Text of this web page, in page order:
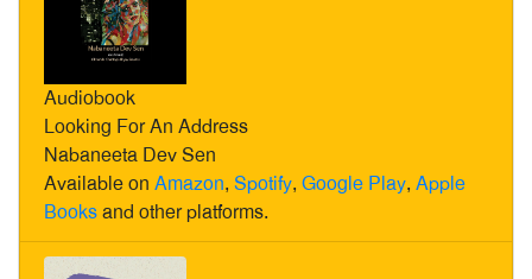
Audiobook
Looking For An Address
Nabaneeta Dev Sen
Available on Amazon, Spotify, Google Play, Apple
Booksand other platforms.